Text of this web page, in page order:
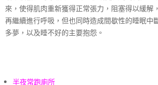
來，使得肌肉重新獲得正常張力，阻塞得以緩解
再繼續進行呼吸，但也同時造成間歇性的睡眠中
多夢，以及睡不好的主要抱怨。
半夜常跑廁所